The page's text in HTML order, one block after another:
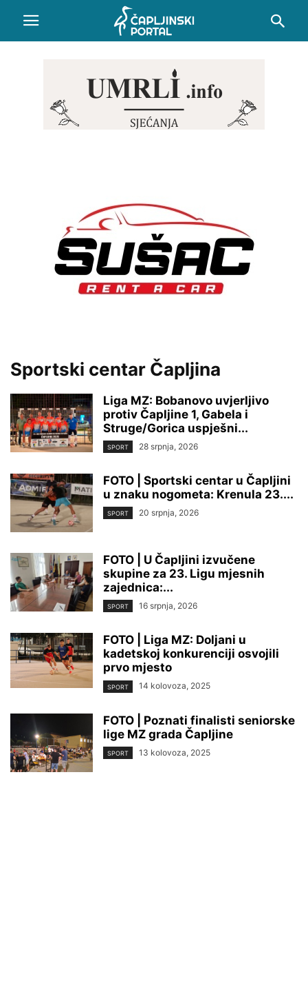
Sportski centar Čapljina
Liga MZ: Bobanovo uvjerljivo
protiv Čapljine 1, Gabela i
Struge/Gorica uspješni...
SPORT 28 srpnja, 2026
FOTO | Sportski centar u Čapljini
u znaku nogometa: Krenula 23....
SPORT 20 srpnja, 2026
FOTO | U Čapljini izvučene
skupine za 23. Ligu mjesnih
zajednica:...
SPORT 16 srpnja, 2026
FOTO | Liga MZ: Doljani u
kadetskoj konkurenciji osvojili
prvo mjesto
SPORT 14 kolovoza, 2025
FOTO | Poznati finalisti seniorske
lige MZ grada Čapljine
SPORT 13 kolovoza, 2025